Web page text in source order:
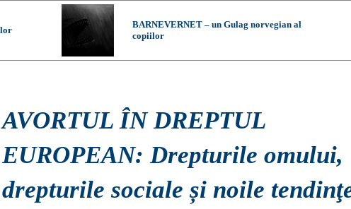
BARNEVERNET – un Gulag norvegian al
copiilor
AVORTUL ÎN DREPTUL
EUROPEAN: Drepturile omului,
drepturile sociale și noile